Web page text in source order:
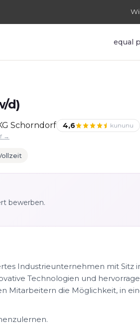
equal
d)
Schorndorf 4,6
kununu
→
bewerben.
Industrieunternehmen mit Sitz
Technologien und
Mitarbeitern die Möglichkeit, in